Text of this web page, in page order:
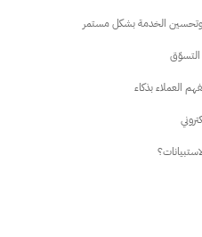
وتحسين الخدمة بشكل مستمر
العملاء بذكاء